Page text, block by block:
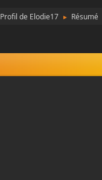
Profil de Elodie17 ► Résumé